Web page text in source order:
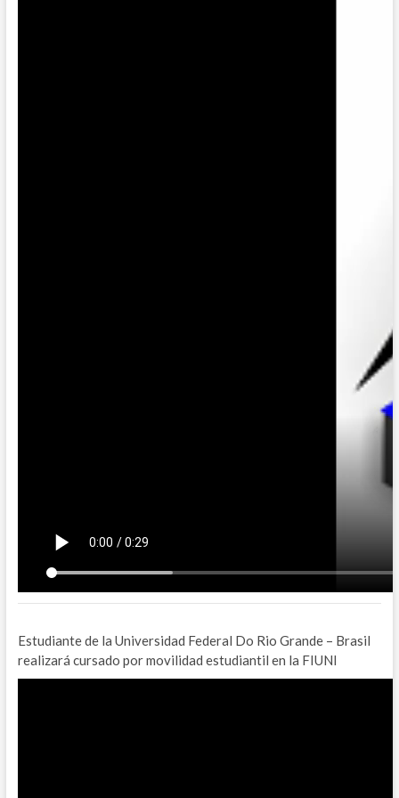
Estudiante de la Universidad Federal Do Rio Grande – Brasil
realizará cursado por movilidad estudiantil en la FIUNI